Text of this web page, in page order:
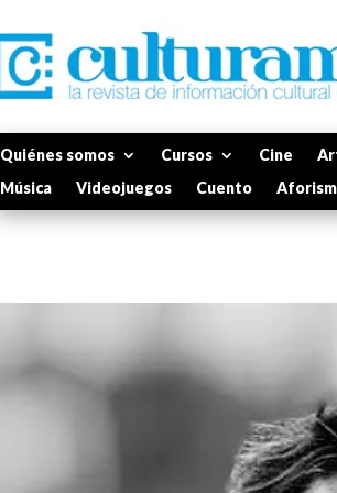
Quiénes somos Cursos Cine
Música
Videojuegos Cuento